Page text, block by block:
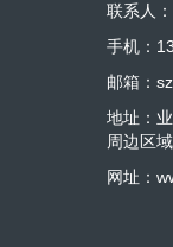
联系人
手机：
邮箱：
地址：
周边区域
网址：